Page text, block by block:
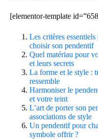
[elementor-template
Les critères
choisir son pendentif
Quel matériau pour
et leurs secrets
La forme et le style :
ressemble
Harmoniser le
et votre teint
L’art de porter son
associations de style
Un pendentif pour
symbole offrir ?